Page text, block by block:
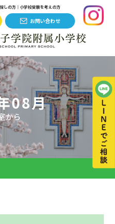
しの方｜小学校受験を考えの方
お問い合わせ
08月
から